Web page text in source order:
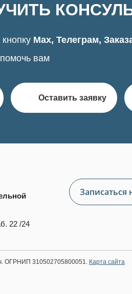
Max, Телеграм,
вам
Оставить заявку
22 /24
Записаться
ОГРНИП 310502705800051. Карта сайта